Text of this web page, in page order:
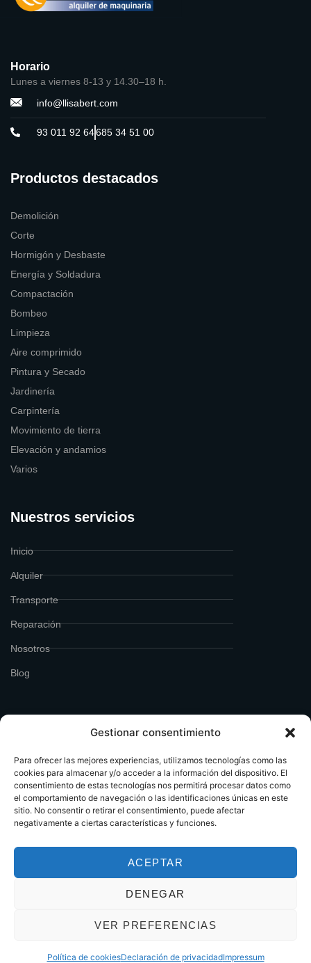
Gestionar consentimiento
Para ofrecer las mejores experiencias, utilizamos tecnologías como las
cookies para almacenar y/o acceder a la información del dispositivo. El
consentimiento de estas tecnologías nos permitirá procesar datos como
el comportamiento de navegación o las identificaciones únicas en este
sitio. No consentir o retirar el consentimiento, puede afectar
negativamente a ciertas características y funciones.
ACEPTAR
DENEGAR
VER PREFERENCIAS
Política de cookiesDeclaración de privacidadImpressum
Horario
Lunes a viernes 8-13 y 14.30–18 h.
info@llisabert.com
93 011 92 64685 34 51 00
Productos destacados
Demolición
Corte
Hormigón y Desbaste
Energía y Soldadura
Compactación
Bombeo
Limpieza
Aire comprimido
Pintura y Secado
Jardinería
Carpintería
Movimiento de tierra
Elevación y andamios
Varios
Nuestros servicios
Inicio
Alquiler
Transporte
Reparación
Nosotros
Blog
© 2024 Design by Zinkers. All Rights Reserved.